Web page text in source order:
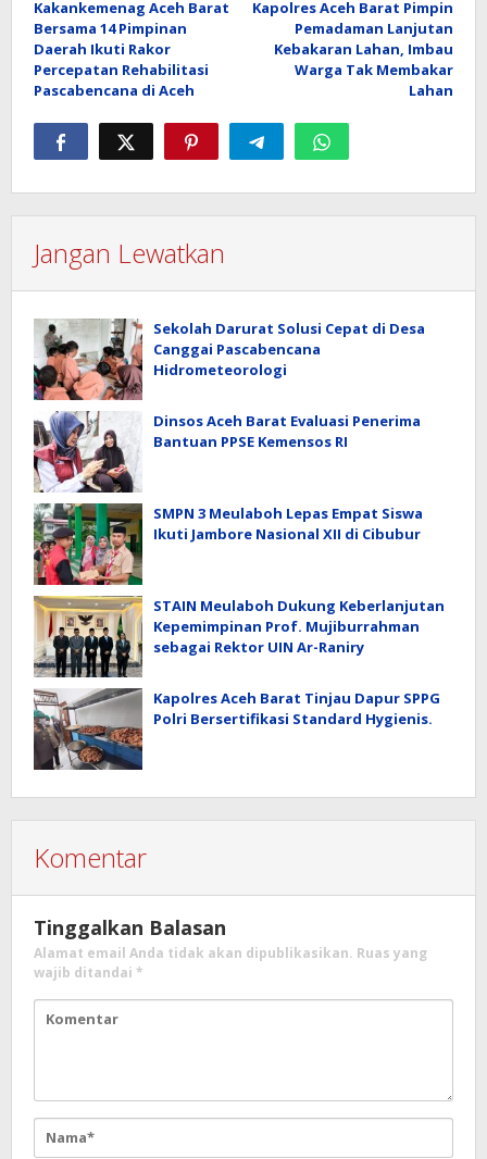
pos
Kakankemenag Aceh Barat
Bersama 14 Pimpinan
Daerah Ikuti Rakor
Percepatan Rehabilitasi
Pascabencana di Aceh
Kapolres Aceh Barat Pimpin
Pemadaman Lanjutan
Kebakaran Lahan, Imbau
Warga Tak Membakar
Lahan
Jangan Lewatkan
Sekolah Darurat Solusi Cepat di Desa
Canggai Pascabencana
Hidrometeorologi
Dinsos Aceh Barat Evaluasi Penerima
Bantuan PPSE Kemensos RI
SMPN 3 Meulaboh Lepas Empat Siswa
Ikuti Jambore Nasional XII di Cibubur
STAIN Meulaboh Dukung Keberlanjutan
Kepemimpinan Prof. Mujiburrahman
sebagai Rektor UIN Ar-Raniry
Kapolres Aceh Barat Tinjau Dapur SPPG
Polri Bersertifikasi Standard Hygienis.
Komentar
Tinggalkan Balasan
Alamat email Anda tidak akan dipublikasikan. Ruas yang
wajib ditandai *